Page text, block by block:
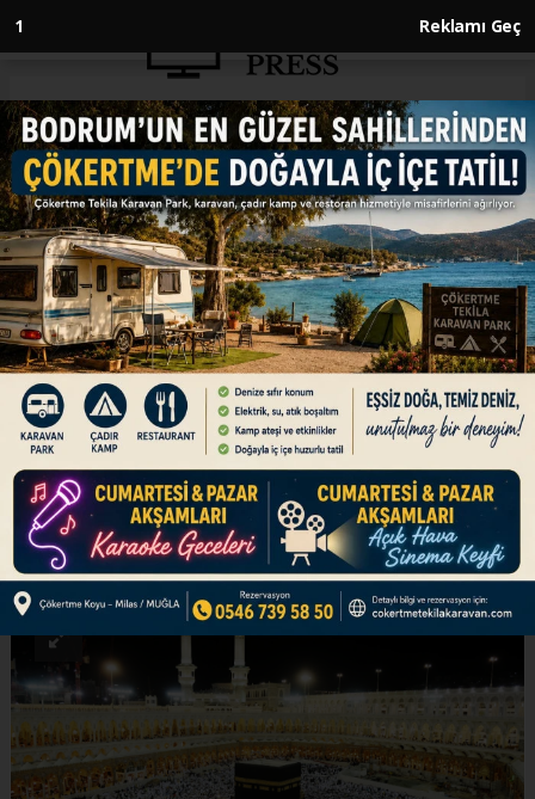
1 Reklamı Geç
Anasayfa GÜNDEM
Son hac kafilesi, 31 Mayıs
Cumartesi günü yola çıkacak
GÜNDEM
26.05.2025 - 10:24, Güncelleme: 26.05.2025 - 10:24
Diyanet İşleri Başkanlığı tarafından yürütülen
"2025 Yılı Hac Organizasyonu" kapsamında
Türkiye ve Suudi Arabistan’daki hazırlıklar
tamamlandı.
ABONE OL